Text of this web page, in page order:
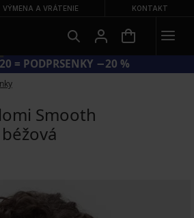
VÝMENA A VRÁTENIE KONTAKT
= PODPRSENKY −20 %
Smooth